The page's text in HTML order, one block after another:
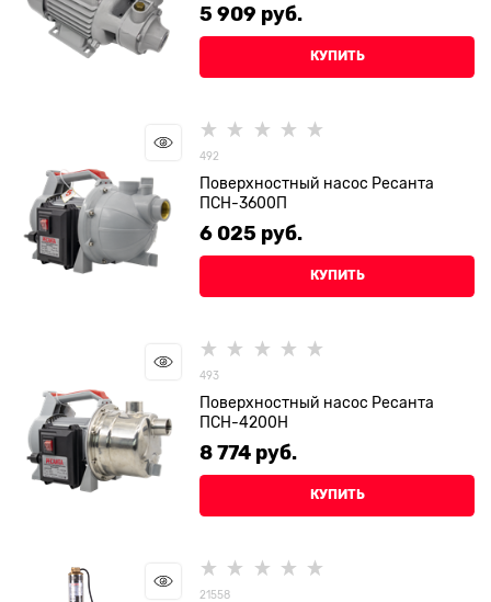
5 909 руб.
КУПИТЬ
492
Поверхностный насос Ресанта
ПСН-3600П
6 025 руб.
КУПИТЬ
493
Поверхностный насос Ресанта
ПСН-4200Н
8 774 руб.
КУПИТЬ
21558